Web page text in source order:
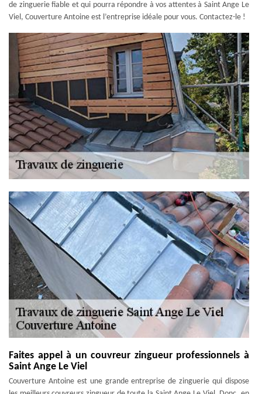
de zinguerie fiable et qui pourra répondre à vos attentes à Saint Ange Le
Viel, Couverture Antoine est l’entreprise idéale pour vous. Contactez-le !
Faites appel à un couvreur zingueur professionnels à
Saint Ange Le Viel
Couverture Antoine est une grande entreprise de zinguerie qui dispose